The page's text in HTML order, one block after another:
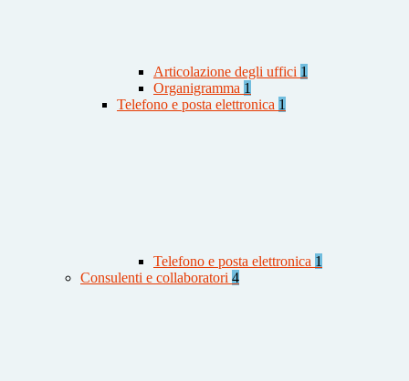
Articolazione degli uffici 1
Organigramma 1
Telefono e posta elettronica 1
Telefono e posta elettronica 1
Consulenti e collaboratori 4